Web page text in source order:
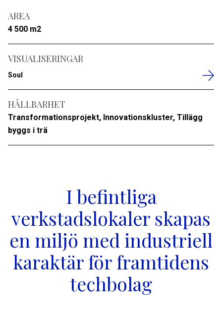
AREA
4 500 m2
VISUALISERINGAR
Soul
HÅLLBARHET
Transformationsprojekt, Innovationskluster, Tillägg
byggs i trä
I befintliga
verkstadslokaler skapas
en miljö med industriell
karaktär för framtidens
techbolag